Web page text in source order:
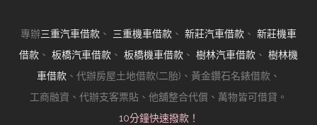
專辦三重汽車借款 、 三重機車借款 、 新莊汽車借款 、 新莊機車
借款 、 板橋汽車借款 、 板橋機車借款 、 樹林汽車借款 、 樹林機
車借款 、代辦房屋土地借款(二胎)、黃金鑽石名錶借款、
工商融資、代辦支客票貼、他舖整合代償、萬物皆可借貸。
10分鐘快速撥款！